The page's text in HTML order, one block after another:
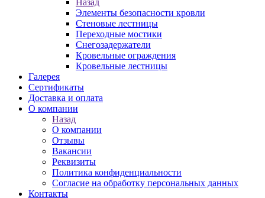
Назад
Элементы безопасности кровли
Стеновые лестницы
Переходные мостики
Снегозадержатели
Кровельные ограждения
Кровельные лестницы
Галерея
Сертификаты
Доставка и оплата
О компании
Назад
О компании
Отзывы
Вакансии
Реквизиты
Политика конфиденциальности
Согласие на обработку персональных данных
Контакты